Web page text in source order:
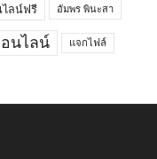
ไลน์ฟรี อัมพร พินะสา
อนไลน์ แจกไฟล์